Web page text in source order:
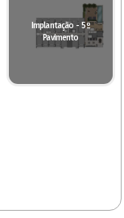
Implantação - 5º
Pavimento